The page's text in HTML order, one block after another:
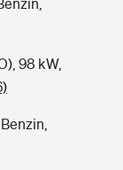
98 kW,